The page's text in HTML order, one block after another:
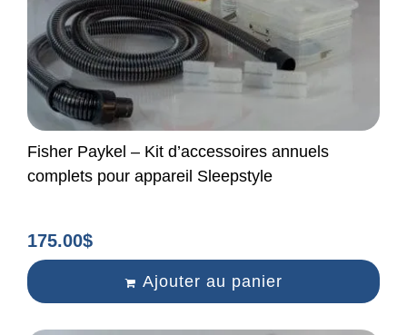
Fisher Paykel – Kit d’accessoires annuels
complets pour appareil Sleepstyle
175.00$
Ajouter au panier